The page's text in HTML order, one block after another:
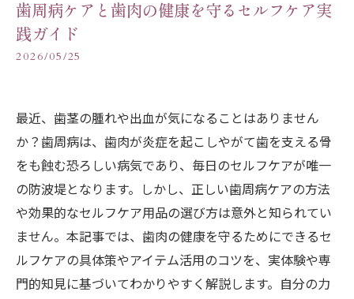
歯周病ケアと歯肉の健康を守るセルフケア実
践ガイド
2026/05/25
最近、歯茎の腫れや出血が気になることはありません
か？歯周病は、歯肉が炎症を起こしやがて歯を支える骨
をも蝕む恐ろしい病気であり、毎日のセルフケアが唯一
の防波堤となります。しかし、正しい歯周病ケアの方法
や効果的なセルフケア用品の選び方は意外と知られてい
ません。本記事では、歯肉の健康を守るためにできるセ
ルフケアの具体策やアイテム活用のコツを、実体験や専
門的知見に基づいてわかりやすく解説します。自分の力